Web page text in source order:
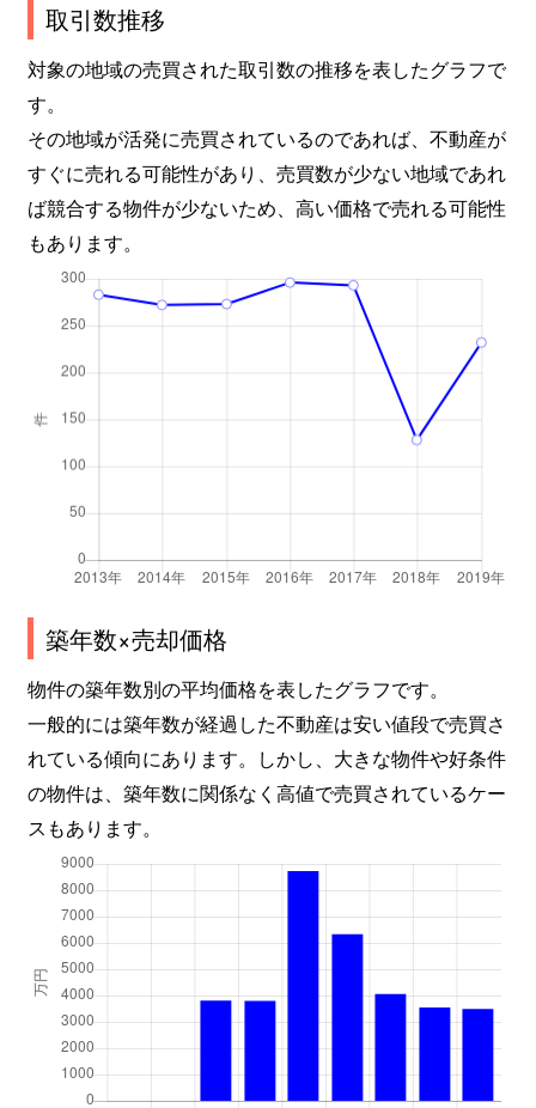
取引数推移
対象の地域の売買された取引数の推移を表したグラフで
す。
その地域が活発に売買されているのであれば、不動産が
すぐに売れる可能性があり、売買数が少ない地域であれ
ば競合する物件が少ないため、高い価格で売れる可能性
もあります。
築年数×売却価格
物件の築年数別の平均価格を表したグラフです。
一般的には築年数が経過した不動産は安い値段で売買さ
れている傾向にあります。しかし、大きな物件や好条件
の物件は、築年数に関係なく高値で売買されているケー
スもあります。